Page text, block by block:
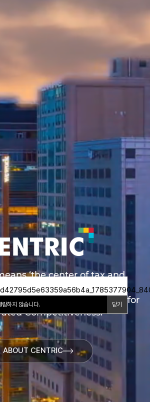
람하지 않습니다. 닫기
‘the center of tax and
stands for Collaborative
of Tax Representatives for
Competitiveness.
ABOUT CENTRIC